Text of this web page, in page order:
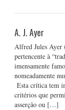
A. J. Ayer
Alfred Jules Ayer
pertencente à
imensamente
nomeadamente
Esta crítica tem
critérios que
asserção ou […]